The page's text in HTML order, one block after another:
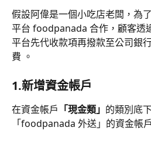
假設阿偉是一個小吃店老闆，為
平台 foodpanada 合作，顧客透
平台先代收款項再撥款至公司銀
費 。
1.新增資金帳戶
在資金帳戶 「現金類」 的類別底
「foodpanada 外送」的資金帳